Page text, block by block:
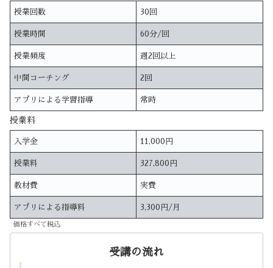
授業回数 30回
授業時間 60分/回
授業頻度 週2回以上
中間コーチング 2回
アプリによる学習指導 常時
授業料
入学金 11,000円
授業料 327,800円
教材費 実費
アプリによる指導料 3,300円/月
価格すべて税込
受講の流れ